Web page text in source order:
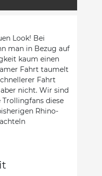
Look! Bei
man in Bezug auf
kaum einen
Fahrt taumelt
Fahrt
nicht. Wir sind
Trollingfans diese
Rhino-